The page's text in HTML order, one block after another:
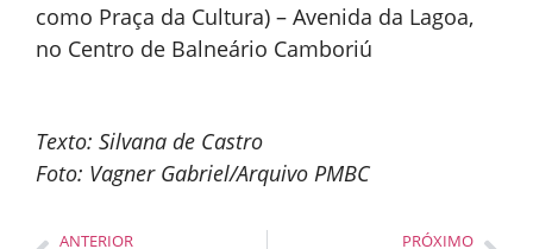
como Praça da Cultura) – Avenida da Lagoa,
no Centro de Balneário Camboriú
Texto: Silvana de Castro
Foto: Vagner Gabriel/Arquivo PMBC
ANTERIOR PRÓXIMO